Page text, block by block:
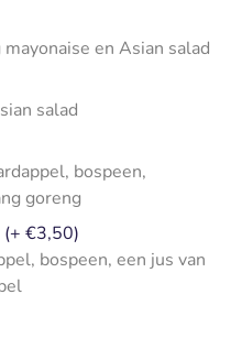
en Asian salad
salad
bospeen,
goreng
(+ €3,50)
bospeen, een jus van